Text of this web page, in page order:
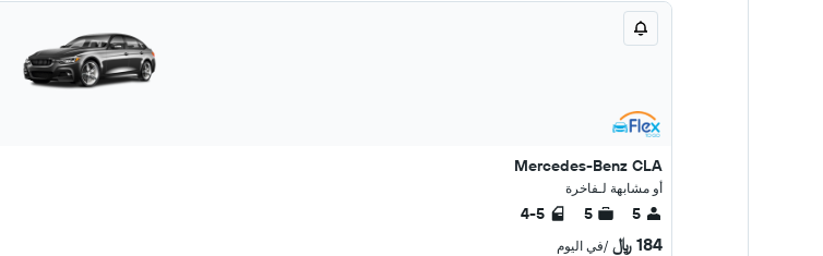
Mercedes-Benz CLA
أو مشابهة لـفاخرة
5
5
4-5
184 ﷼ /في اليوم